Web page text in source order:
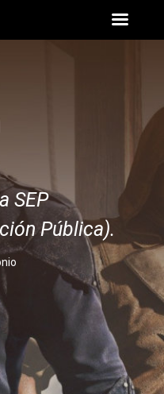
SEP
Pública).